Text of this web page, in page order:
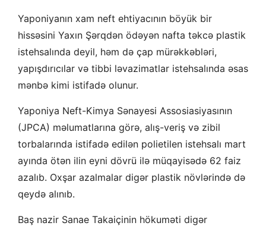
Yaponiyanın xam neft ehtiyacının böyük bir
hissəsini Yaxın Şərqdən ödəyən nafta təkcə plastik
istehsalında deyil, həm də çap mürəkkəbləri,
yapışdırıcılar və tibbi ləvazimatlar istehsalında əsas
mənbə kimi istifadə olunur.
Yaponiya Neft-Kimya Sənayesi Assosiasiyasının
(JPCA) məlumatlarına görə, alış-veriş və zibil
torbalarında istifadə edilən polietilen istehsalı mart
ayında ötən ilin eyni dövrü ilə müqayisədə 62 faiz
azalıb. Oxşar azalmalar digər plastik növlərində də
qeydə alınıb.
Baş nazir Sanae Takaiçinin hökuməti digər